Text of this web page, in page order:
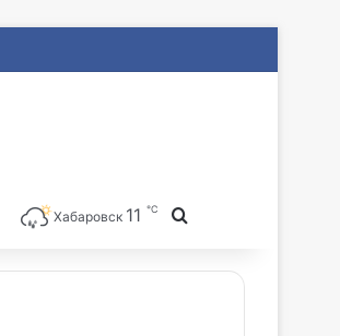
Хабаровск 11 ℃